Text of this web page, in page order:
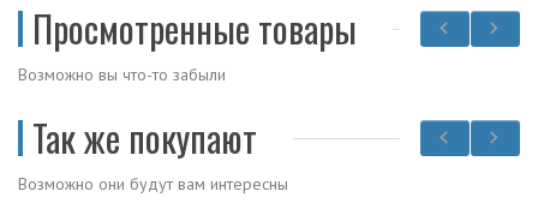
Просмотренные товары
Возможно вы что-то забыли
Так же покупают
Возможно они будут вам интересны